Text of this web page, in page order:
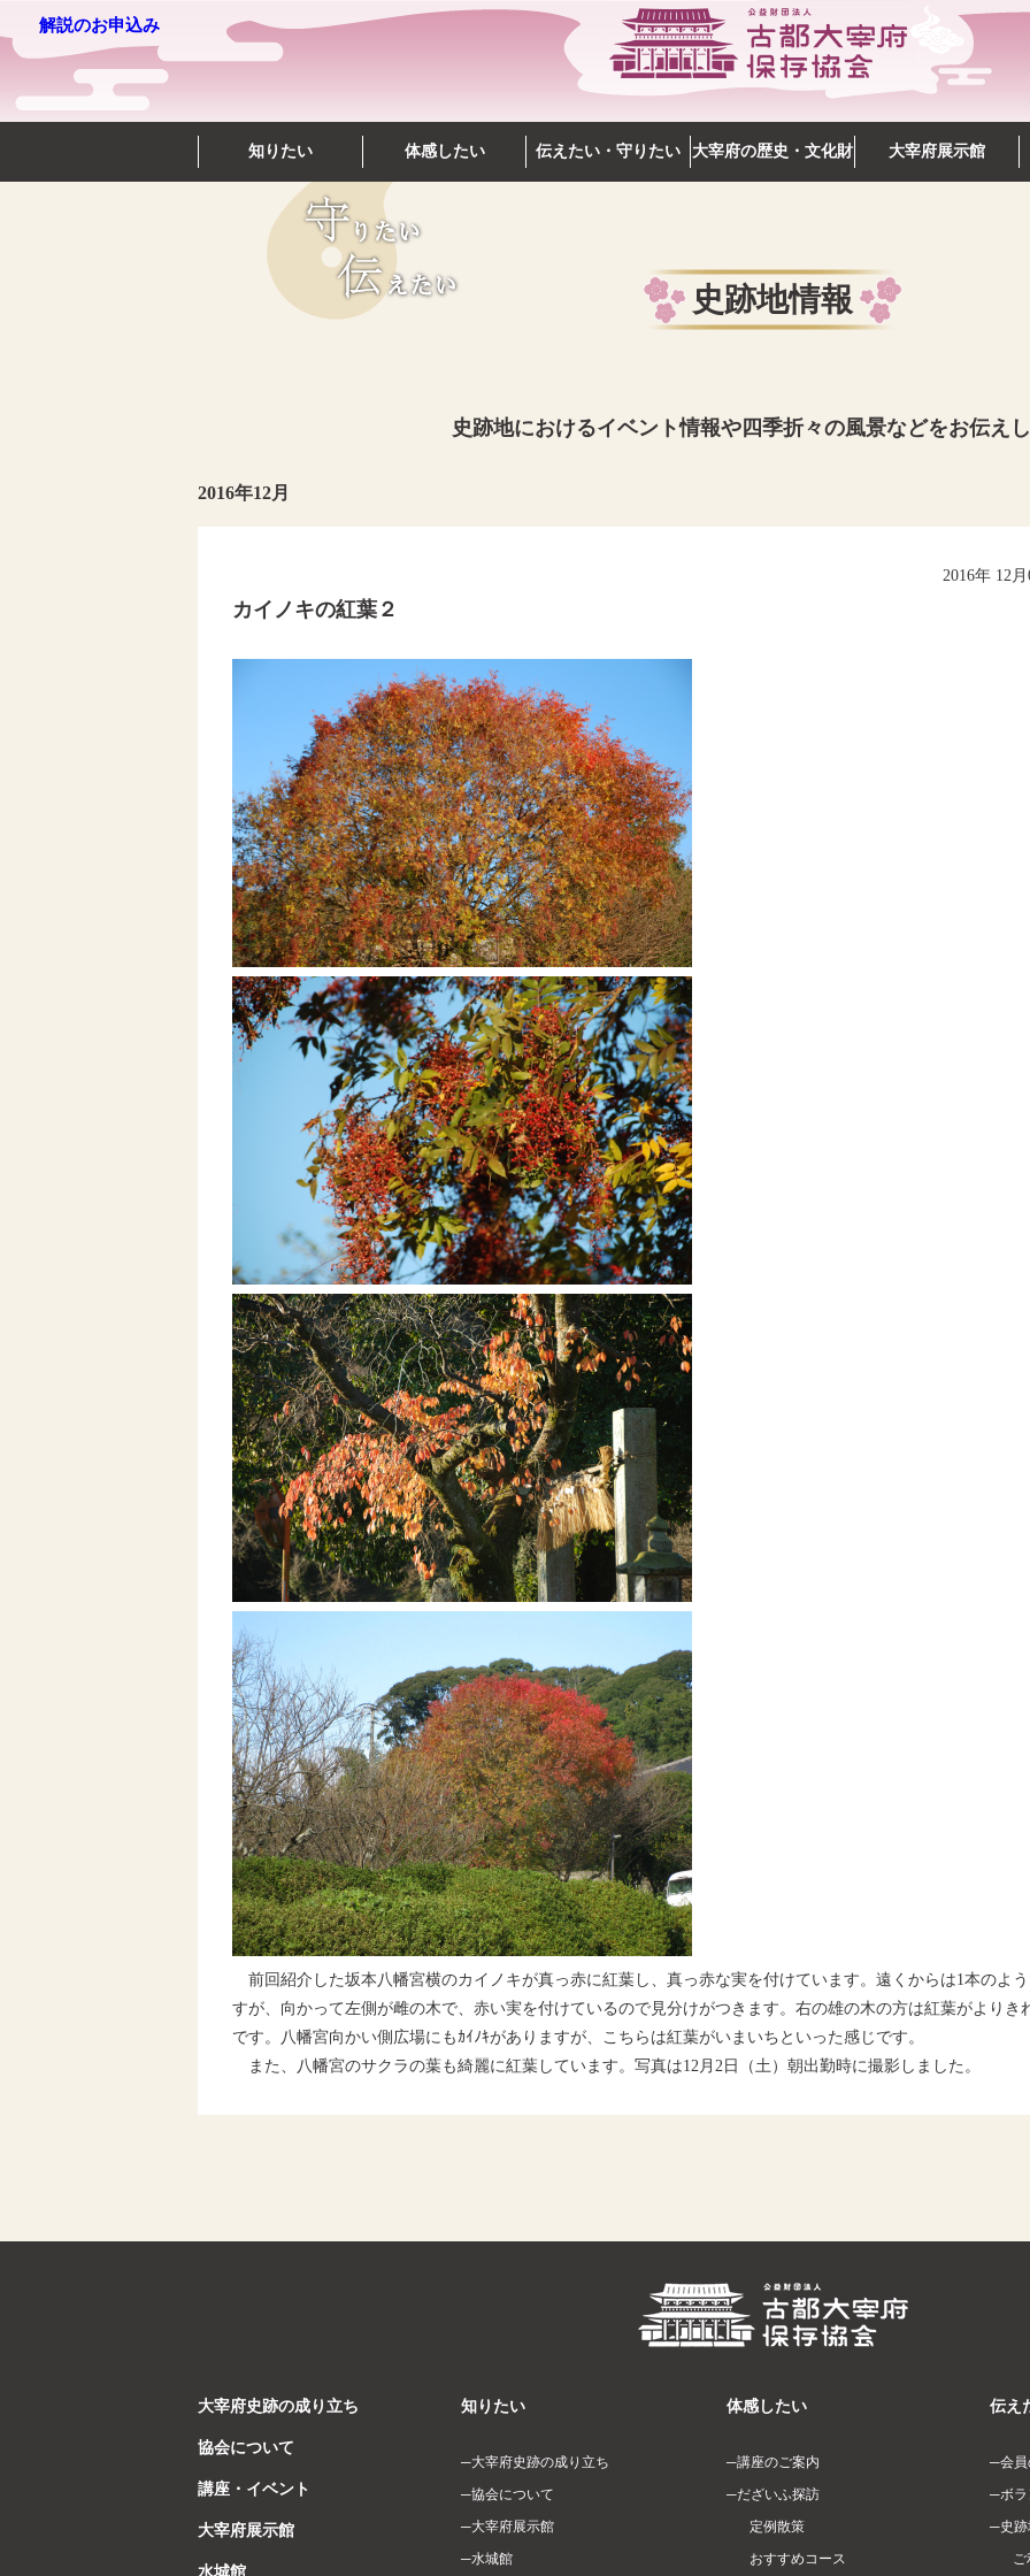
解説のお申込み
知りたい 体感したい 伝えたい・守りたい 大宰府の歴史・文化財 大宰府展示館
史跡地情報
史跡地におけるイベント情報や四季折々の風景などをお伝え
2016年12月
2016年 12
カイノキの紅葉２
前回紹介した坂本八幡宮横のカイノキが真っ赤に紅葉し、真っ赤な実を付けています。遠くからは1本のよ
すが、向かって左側が雌の木で、赤い実を付けているので見分けがつきます。右の雄の木の方は紅葉がよりき
です。八幡宮向かい側広場にもｶｲﾉｷがありますが、こちらは紅葉がいまいちといった感じです。
また、八幡宮のサクラの葉も綺麗に紅葉しています。写真は12月2日（土）朝出勤時に撮影しました。
大宰府史跡の成り立ち
協会について
講座・イベント
大宰府展示館
水城館
知りたい
大宰府史跡の成り立ち
協会について
大宰府展示館
水城館
体感したい
講座のご案内
だざいふ探訪
定例散策
おすすめコース
伝え
会
ボ
史